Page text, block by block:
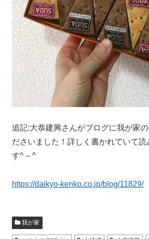
追記:大恭建興さんがブログに我が家
ださいました！詳しく書かれていて読
す^ – ^
https://daikyo-kenko.co.jp/blog/11829/
我が家